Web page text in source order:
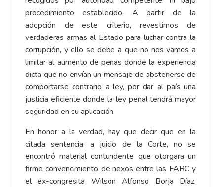
procedimiento establecido. A partir de la
adopción de este criterio, revestimos de
verdaderas armas al Estado para luchar contra la
corrupción, y ello se debe a que no nos vamos a
limitar al aumento de penas donde la experiencia
dicta que no envían un mensaje de abstenerse de
comportarse contrario a ley, por dar al país una
justicia eficiente donde la ley penal tendrá mayor
seguridad en su aplicación.
En honor a la verdad, hay que decir que en la
citada sentencia, a juicio de la Corte, no se
encontró material contundente que otorgara un
firme convencimiento de nexos entre las FARC y
el ex-congresita Wilson Alfonso Borja Díaz,